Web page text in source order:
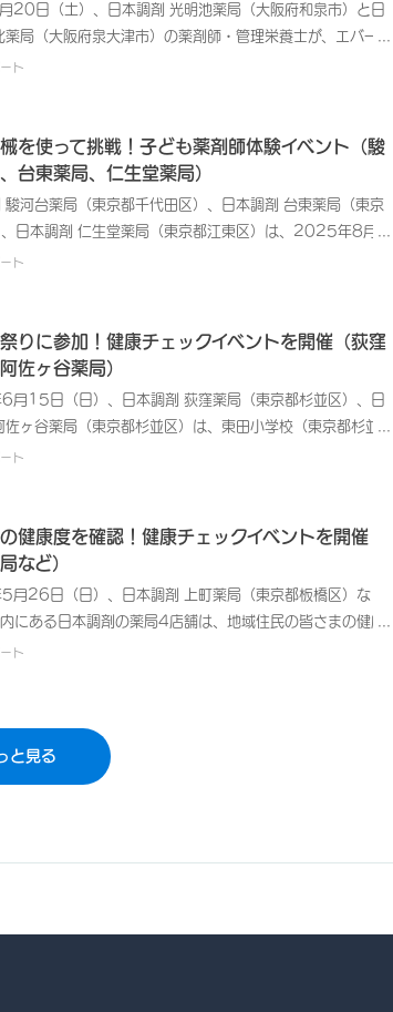
せや、服用を控えるべき製品について具体的にアドバイス
。ご参加者からは、「薬の専門家にサプリメントのことも
も参考になった」「市販薬との併用の注意点が分かり、安
のご感想もあり、お薬に関する疑問を解消し、ご自身やご
ついて見直す良いきっかけになったようです。⽇本調剤で
ービスを提供する企業として、今後も地域の皆さまへお薬や
する情報提供の機会を積極的に設けていきます。
薬を飲んだ後にすぐにご褒美をあげる」といった具体的な
は服薬介助のテクニックを実演つきでご紹介し、ご好評を
た。イベント後、ご参加者からは「子どもの薬のことで悩
ろ抱える疑問を解消する良い機会となったようです。⽇本
療サービスを提供する企業として、今後も地域の皆さまへ
管理に関する情報提供の機会を積極的に設けてまいります。
のお薬の管理をされている方など、特に不安を抱えやすい
軽に、ご相談いただくことを目的に、今回の「お薬相談
談形式で開催いたしました。本イベントでは、薬剤師がご
飲み合わせは大丈夫か」と多剤服用に対する不安を抱えて
ました。薬剤師が一つひとつのお薬の役割と、現在の飲み
題がないことを専門的な見地から丁寧に説明しました。イベ
加者からは「普段薬をもらいに来るときにはなかなか聞け
で、時間をかけて聞いてもらえてよかった」「家族の薬のこ
として、今後も地域の皆さまへお薬や健康管理に関する情
を積極的に設けていきます。
日（土）、日本調剤 光明池薬局（大阪府和泉市）と日
薬局（大阪府泉大津市）の薬剤師・管理栄養士が、エバーラ
大阪府和泉市）にて開催された「いきいきサロン」に参加
病意識の向上などを目的とした健康イベントを開催してい
セミナーは、薬剤師による「ポリファーマシー（多剤服
薬と食品の相互作用」についての解説、そして管理栄養士に
の食事と栄養〜低栄養・フレイル予防〜」の二部構成で実
取りながら耳を傾けていらっしゃいました。また薬と食品の
いては、日常生活で身近な「グレープフルーツジュースと
「牛乳と抗菌薬」、「納豆とワルファリンカリウム」などの
を挙げながら、相互作用が起こる仕組みを解説。気になる
食生活について積極的にご質問が寄せられ、ご自身の健康
ついて解説しました。健康寿命の重要性を伝え、「手ばか
など、日々の食事で簡単に実践できる栄養バランスの取り方
すく紹介しました。「今日聞いた知識を知り合いに伝えた
をいただくなど、高い反響をいただきました。日本調剤で
ビスを提供する企業として、今後も地域の皆さまへお薬や
ト
を使って挑戦！子ども薬剤師体験イベント（駿
台東薬局、仁生堂薬局）
河台薬局（東京都千代田区）、日本調剤 台東薬局（東京
日本調剤 仁生堂薬局（東京都江東区）は、2025年8月2
法人 いちごの会がこもれび千桜（東京都千代田区）に
深め、興味を持ってもらうきっかけ作りを目的としていま
剤では、地域社会に貢献する医療サービス提供企業とし
民の皆さまの健康維持・管理、未病意識の向上などを目的と
ベントを継続的に開催しています。また、自主開催以外の各
一包化、散薬（粉薬）の分包、薬袋の作成を体験していた
。分包機は実際に薬局でも使用しているものを会場に持ち込
保護者の方々も熱心にご覧になっていました。 イベント
ただいた子どもたちからは「楽しかった」という感想を多
した。中には「将来薬剤師になりたい」といった声も聞か
ト
りに参加！健康チェックイベントを開催（荻窪
佐ヶ谷薬局）
15日（日）、日本調剤 荻窪薬局（東京都杉並区）、日
佐ヶ谷薬局（東京都杉並区）は、東田小学校（東京都杉並
れた「ひがした村まつり」において、ケア24松の木と共同
まつり」へ参加するのは今年で3回目となります。 日本
地域社会に貢献する医療サービス提供企業として、地域住民
健康維持・管理、未病意識の向上などを目的とした健康イベ
ています。また、自主開催以外の各種健康関連イベントに
なりました。 イベントには大人から子供まで幅広い年代の
いただきました。特に握力測定では、ご自身の数値を確認し
でした。
ト
健康度を確認！健康チェックイベントを開催
など）
26日（日）、日本調剤 上町薬局（東京都板橋区）な
にある日本調剤の薬局4店舗は、地域住民の皆さまの健康
図ることを目的として、杉並区立東田小学校（東京都杉並
ました。 日本調剤では、地域社会に貢献する医療サービ
として、地域住民の皆さまの健康維持・管理、未病意識の向
的とした健康イベントを開催しています。また、自主開催以
機器を揃えて、「血管年齢測定」「骨健康度測定」「握力
ト
と見る